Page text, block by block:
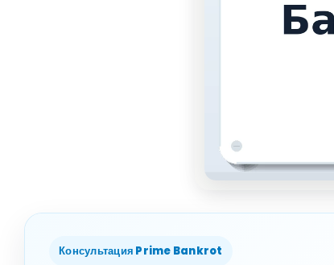
Консультация Prime Bankrot